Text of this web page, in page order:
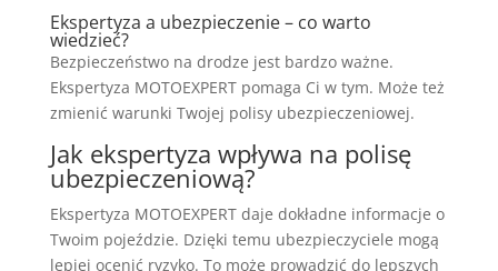
Ekspertyza a ubezpieczenie – co warto
wiedzieć?
Bezpieczeństwo na drodze jest bardzo ważne.
Ekspertyza MOTOEXPERT pomaga Ci w tym. Może też
zmienić warunki Twojej polisy ubezpieczeniowej.
Jak ekspertyza wpływa na polisę
ubezpieczeniową?
Ekspertyza MOTOEXPERT daje dokładne informacje o
Twoim pojeździe. Dzięki temu ubezpieczyciele mogą
lepiej ocenić ryzyko. To może prowadzić do lepszych